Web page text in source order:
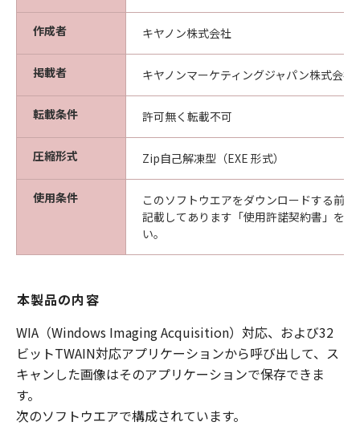
作成者 キヤノン株式会社
掲載者 キヤノンマーケティングジャパン株式会社
転載条件 許可無く転載不可
圧縮形式 Zip自己解凍型（EXE 形式）
使用条件
このソフトウエアをダウンロードする前
記載してあります「使用許諾契約書」を
い。
本製品の内容
WIA（Windows Imaging Acquisition）対応、および32
ビットTWAIN対応アプリケーションから呼び出して、ス
キャンした画像はそのアプリケーションで保存できま
す。
次のソフトウエアで構成されています。